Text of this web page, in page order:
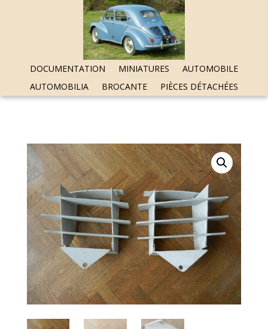
DOCUMENTATION MINIATURES
AUTOMOBILE
AUTOMOBILIA
BROCANTE PIÈCES DÉTACHÉES